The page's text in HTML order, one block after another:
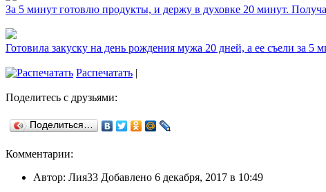
За 5 минут готовлю продукты, и держу в духовке 20 минут.
Готовила закуску на день рождения мужа 20 дней, а ее съели за 5
Распечатать |
Поделитесь с друзьями:
Поделиться…
Комментарии:
Автор: Лия33 Добавлено 6 декабря, 2017 в 10:49